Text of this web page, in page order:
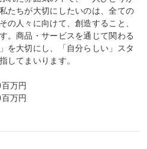
たちが大切にしたいのは、全ての
の人々に向けて、創造すること、
。商品・サービスを通じて関わる
を大切にし、「自分らしい」スタ
してまいります。
万円
万円